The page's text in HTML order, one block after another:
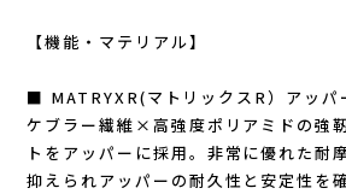
OOFOS (ウーフォス)
Outdoor Research (アウトドアリサーチ)
PaaGo WORKS(パーゴワークス)
【機能・マテリアル】
■ MATRYXR(マトリックスR）アッパ
ケブラー繊維×高強度ポリアミドの強
トをアッパーに採用。非常に優れた耐
抑えられアッパーの耐久性と安定性を